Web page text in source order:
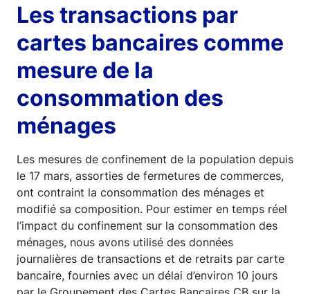
Les transactions par
cartes bancaires comme
mesure de la
consommation des
ménages
Les mesures de confinement de la population depuis
le 17 mars, assorties de fermetures de commerces,
ont contraint la consommation des ménages et
modifié sa composition. Pour estimer en temps réel
l’impact du confinement sur la consommation des
ménages, nous avons utilisé des données
journalières de transactions et de retraits par carte
bancaire, fournies avec un délai d’environ 10 jours